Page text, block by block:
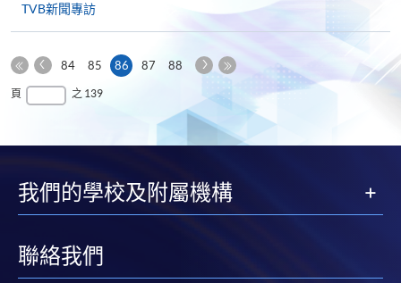
TVB新聞專訪
第
一
上
84 85 86本
87 88
下
頁
最
頁 之 139
我們的學校及附屬機構
聯絡我們